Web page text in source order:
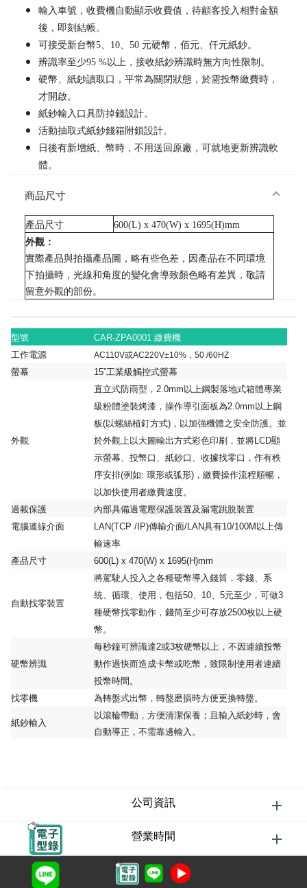
輸入車號，收費機自動顯示收費值，待顧客投入相對金額
後，即刻結帳。
可接受新台幣5、10、50 元硬幣，佰元、仟元紙鈔。
辨識率至少95 %以上，接收紙鈔辨識時無方向性限制。
硬幣、紙鈔讀取口，平常為關閉狀態，於需投幣繳費時，
才開啟。
紙鈔輸入口具防掉錢設計。
活動抽取式紙鈔錢箱附鎖設計。
日後有新增紙、幣時，不用送回原廠，可就地更新辨識軟
體。
外機箱門具圓弧角設計與機身至少需有二處卡榫點，以防
外力撬開，箱門打開時具有支撐架，支撐箱門不會晃動。
商品尺寸
產品尺寸
600(L) x 470(W) x 1695(H)mm
外觀：
實際產品與拍攝產品圖，略有些色差，因產品在不同環境
下拍攝時，光線和角度的變化會導致顏色略有差異，敬請
留意外觀的部份。
型號
CAR-ZPA0001 繳費機
工作電源
AC110V或AC220V±10%，50 /60HZ
螢幕 15”工業級觸控式螢幕
外觀
直立式防雨型，2.0mm以上鋼製落地式箱體專業
級粉體塗裝烤漆，操作導引面板為2.0mm以上鋼
板(以螺絲植釘方式)，以加強機體之安全防護。並
於外觀上以大圖輸出方式彩色印刷，並將LCD顯
示螢幕、投幣口、紙鈔口、收據找零口，作有秩
序安排(例如: 環形或弧形)，繳費操作流程順暢，
以加快使用者繳費速度。
過載保護
內部具備過電壓保護裝置及漏電跳脫裝置
電腦連線介面
LAN(TCP /IP)傳輸介面/LAN具有10/100M以上傳
輸速率
產品尺寸
600(L) x 470(W) x 1695(H)mm
自動找零裝置
將駕駛人投入之各種硬幣導入錢筒，零錢、系
統、循環、使用，包括50、10、5元至少，可做3
種硬幣找零動作，錢筒至少可存放2500枚以上硬
幣。
硬幣辨識
每秒鐘可辨識達2或3枚硬幣以上，不因連續投幣
動作過快而造成卡幣或吃幣，致限制使用者連續
投幣時間。
找零機
為轉盤式出幣，轉盤磨損時方便更換轉盤。
紙鈔輸入
以滾輪帶動，方便清潔保養；且輸入紙鈔時，會
自動導正，不需靠邊輸入。
公司資訊
營業時間